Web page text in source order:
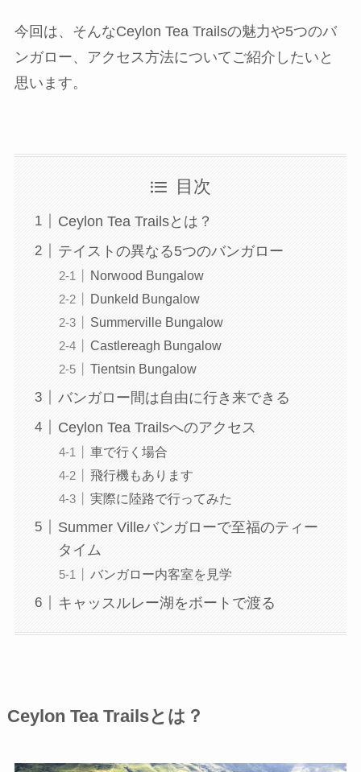
今回は、そんなCeylon Tea Trailsの魅力や5つのバ
ンガロー、アクセス方法についてご紹介したいと
思います。
目次
Ceylon Tea Trailsとは？
テイストの異なる5つのバンガロー
Norwood Bungalow
Dunkeld Bungalow
Summerville Bungalow
Castlereagh Bungalow
Tientsin Bungalow
バンガロー間は自由に行き来できる
Ceylon Tea Trailsへのアクセス
車で行く場合
飛行機もあります
実際に陸路で行ってみた
Summer Villeバンガローで至福のティー
タイム
バンガロー内客室を見学
キャッスルレー湖をボートで渡る
Ceylon Tea Trailsとは？